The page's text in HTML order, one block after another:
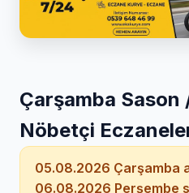
Çarşamba Sason
Nöbetçi
05.08.2026 Çarşamba
06.08.2026 Perşembe